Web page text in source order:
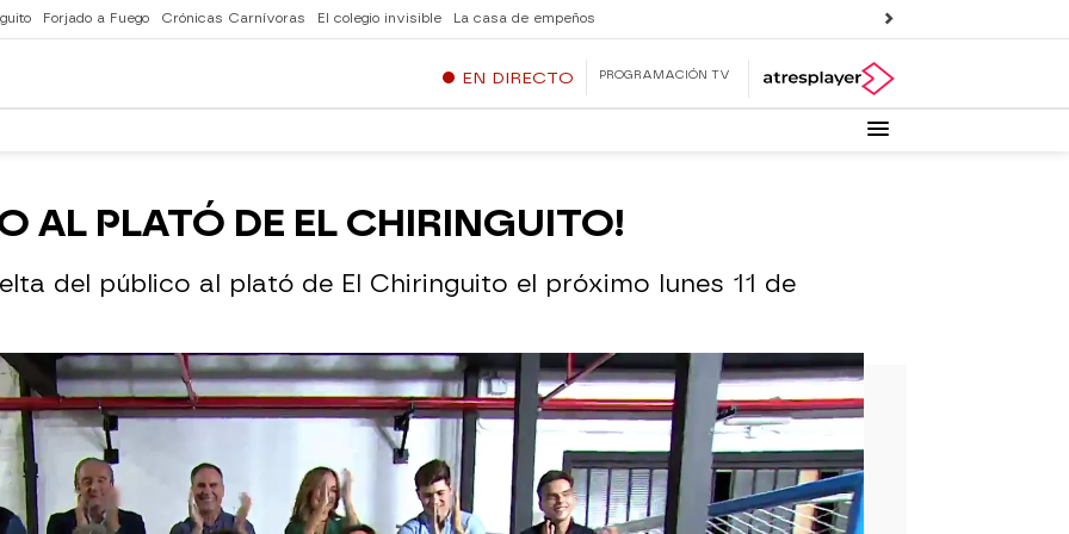
Forjado a Fuego Crónicas Carnívoras El colegio invisible La casa de empeños
EN DIRECTO PROGRAMACIÓN TV
AL PLATÓ DE EL CHIRINGUITO!
del público al plató de El Chiringuito el próximo lunes 11 de